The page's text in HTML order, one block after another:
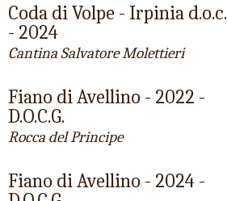
Coda di Volpe - Irpinia d.o.c.
- 2024
Cantina Salvatore Molettieri
Fiano di Avellino - 2022 -
D.O.C.G.
Rocca del Principe
Fiano di Avellino - 2024 -